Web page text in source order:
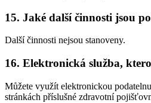
15. Jaké další činnosti jsou
Další činnosti nejsou stanoveny.
16. Elektronická služba,
Můžete využít elektronickou
stránkách příslušné zdravotní